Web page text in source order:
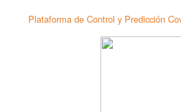
Plataforma de Control y Predicción